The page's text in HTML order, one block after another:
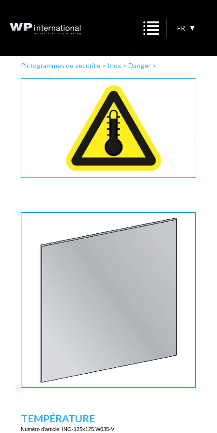
FR
Pictogrammes de securite> Inox> Danger>
TEMPÉRATURE
Numéro d’article:
INO-125x125.W035-V